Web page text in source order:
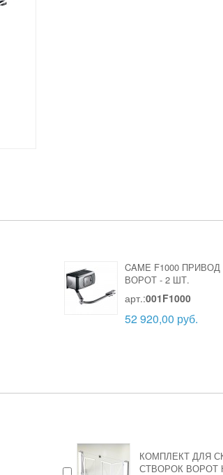
CAME F1000
ВОРОТ - 2 ШТ.
арт.:001F1000
52 920,00 руб.
КОМПЛЕКТ ДЛЯ
СТВОРОК ВОРОТ